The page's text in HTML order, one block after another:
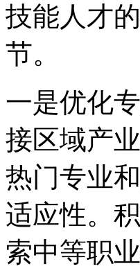
技能人才
节。
一是优化
接区域产
热门专业
适应性。
索中等职